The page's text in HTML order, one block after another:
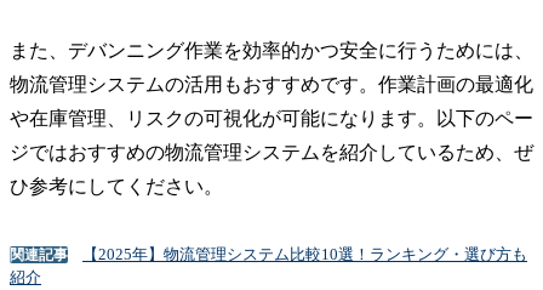
また、デバンニング作業を効率的かつ安全に行うためには、
物流管理システムの活用もおすすめです。作業計画の最適化
や在庫管理、リスクの可視化が可能になります。以下のペー
ジではおすすめの物流管理システムを紹介しているため、ぜ
ひ参考にしてください。
関連記事
【2025年】物流管理システム比較10選！ランキング・選び方も
紹介